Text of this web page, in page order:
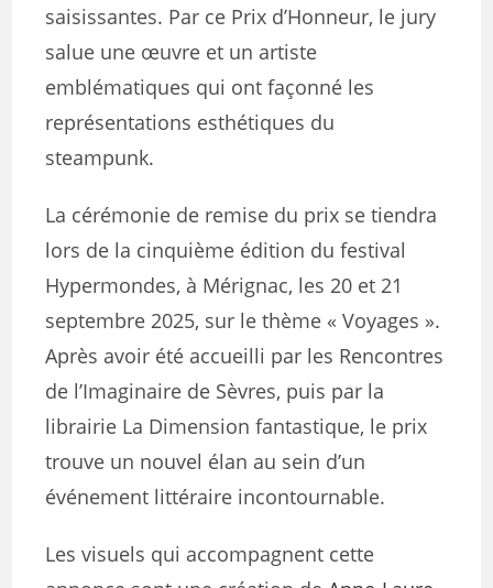
saisissantes. Par ce Prix d’Honneur, le jury
salue une œuvre et un artiste
emblématiques qui ont façonné les
représentations esthétiques du
steampunk.
La cérémonie de remise du prix se tiendra
lors de la cinquième édition du festival
Hypermondes, à Mérignac, les 20 et 21
septembre 2025, sur le thème « Voyages ».
Après avoir été accueilli par les Rencontres
de l’Imaginaire de Sèvres, puis par la
librairie La Dimension fantastique, le prix
trouve un nouvel élan au sein d’un
événement littéraire incontournable.
Les visuels qui accompagnent cette